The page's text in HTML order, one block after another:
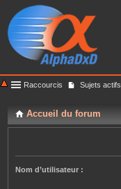
Raccourcis Sujets actifs
Accueil du forum
Nom d’utilisateur :